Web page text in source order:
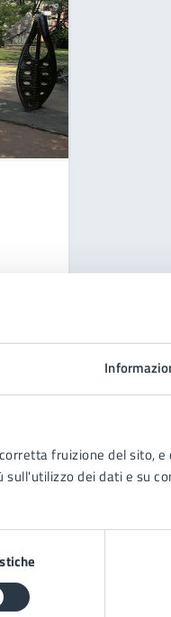
fruizione del sito,
dei dati e su